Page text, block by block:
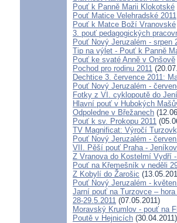
Pouť k Panně Marii Klokotské
Pouť Matice Velehradské 2011
Pouť k Matce Boží Vranovské
3. pouť pedagogických
Pouť Nový Jeruzalém - srpen
Tip na výlet - Pouť k Panně
Pouť ke svaté Anně v Onšově
Pochod pro rodinu 2011
Dechtice 3. července 2011:
Pouť Nový Jeruzalém -
Fotky z VI. cyklopoutě do
Hlavní pouť v Hubokých
Odpoledne v Břežanech
Pouť k sv. Prokopu 2011
TV Magnificat: Výročí
Pouť Nový Jeruzalém -
VII. Pěší pouť Praha -
Z Vranova do Kostelmí Vydří
Pouť na Křemešník v neděli
Z Kobylí do Žarošic
Pouť Nový Jeruzalém -
Jarní pouť na Turzovce –
28-29.5.2011 (07.05.2011)
Moravský Krumlov - pouť na
Poutě v Hejnicích (30.04.2011)